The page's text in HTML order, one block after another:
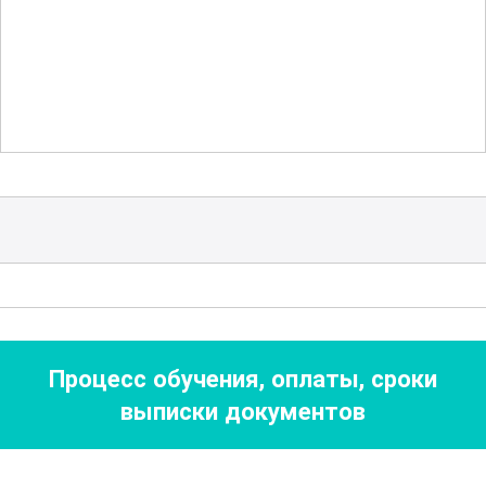
и их особенностей поможет участникам
методы, которые позволяют добиться
наилучшего результата при наклейке
заготовок. Также освещаются вопросы
контроля качества и устранения
возможных дефектов.
Процесс обучения, оплаты, сроки
выписки документов